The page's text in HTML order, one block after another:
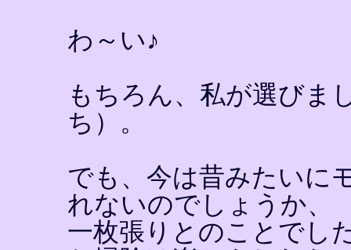
わ～い♪
もちろん、私が選びま
ち）。
でも、今は昔みたいに
れないのでしょうか、
一枚張りとのことでし